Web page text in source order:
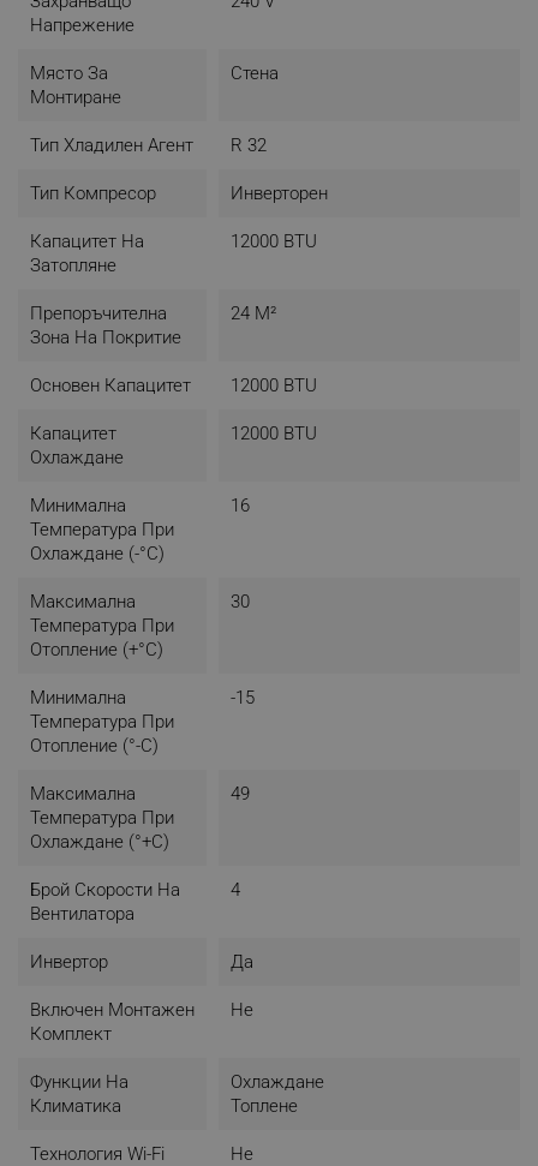
Напрежение
Място За
Монтиране
Стена
Тип Хладилен Агент R 32
Тип Компресор Инверторен
Капацитет На
Затопляне
12000 BTU
Препоръчителна
Зона На Покритие
24 М²
Основен Капацитет 12000 BTU
Капацитет
Охлаждане
12000 BTU
Минимална
Температура При
Охлаждане (-°C)
16
Максимална
Температура При
Отопление (+°C)
30
Минимална
Температура При
Отопление (°-C)
-15
Максимална
Температура При
Охлаждане (°+C)
49
Брой Скорости На
Вентилатора
4
Инвертор Да
Включен Монтажен
Комплект
Не
Функции На
Климатика
Охлаждане
Топлене
Технология Wi-Fi Не